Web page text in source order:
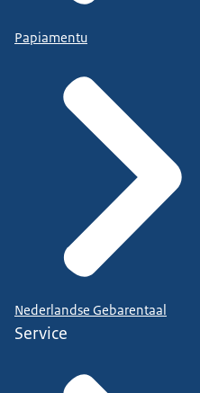
Papiamentu
Nederlandse Gebarentaal
Service